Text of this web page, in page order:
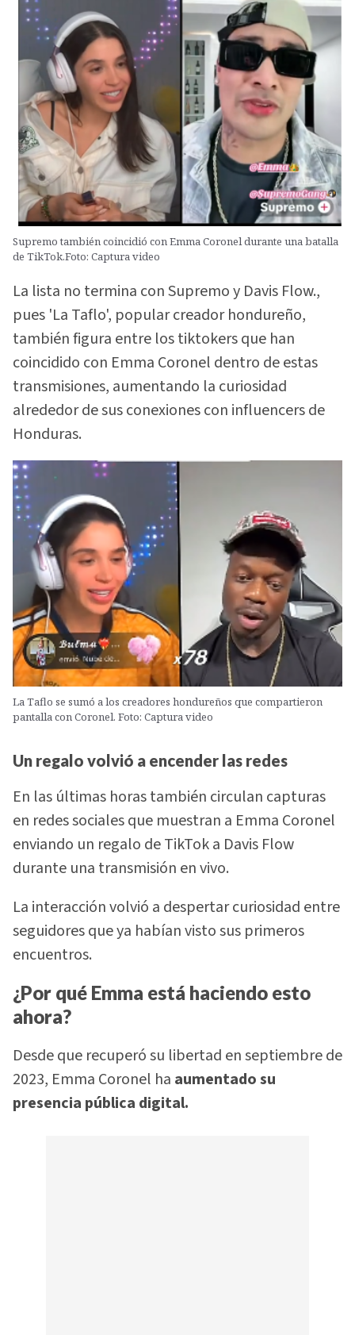
Supremo también coincidió con Emma Coronel durante una batalla
de TikTok.Foto: Captura video
La lista no termina con Supremo y Davis Flow.,
pues 'La Taflo', popular creador hondureño,
también figura entre los tiktokers que han
coincidido con Emma Coronel dentro de estas
transmisiones, aumentando la curiosidad
alrededor de sus conexiones con influencers de
Honduras.
La Taflo se sumó a los creadores hondureños que compartieron
pantalla con Coronel. Foto: Captura video
Un regalo volvió a encender las redes
En las últimas horas también circulan capturas
en redes sociales que muestran a Emma Coronel
enviando un regalo de TikTok a Davis Flow
durante una transmisión en vivo.
La interacción volvió a despertar curiosidad entre
seguidores que ya habían visto sus primeros
encuentros.
¿Por qué Emma está haciendo esto
ahora?
Desde que recuperó su libertad en septiembre de
2023, Emma Coronel ha aumentado su
presencia pública digital.